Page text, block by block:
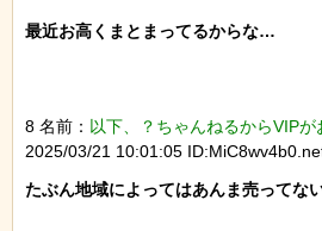
最近お高くまとまってるからな…
8 名前： 以下、？ちゃんねるからVIPが
2025/03/21 10:01:05
たぶん地域によってはあんま売ってな